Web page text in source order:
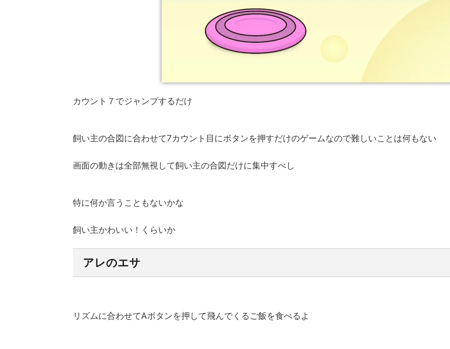
カウント７でジャンプするだけ
飼い主の合図に合わせて7カウント目にボタンを押すだけのゲームなので難しいことは何もない
画面の動きは全部無視して飼い主の合図だけに集中すべし
特に何か言うこともないかな
飼い主かわいい！くらいか
アレのエサ
リズムに合わせてAボタンを押して飛んでくるご飯を食べるよ